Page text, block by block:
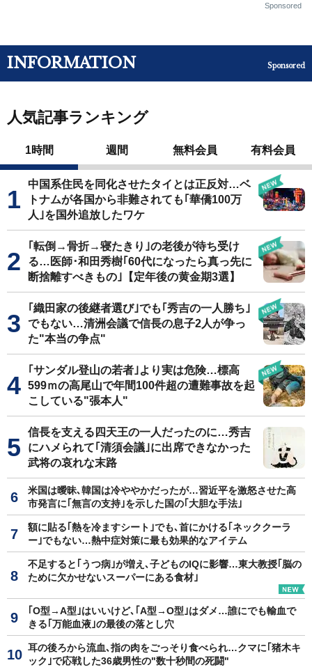
Sponsored
INFORMATION Sponsored
人気記事ランキング
1時間 週間 無料会員 有料会員
中国系住民を同化させたタイとは正反対…ベ
トナムが各国から非難されても｢華僑100万
人｣を国外追放したワケ
｢転倒→骨折→寝たきり｣の老後が待ち受け
る…医師･和田秀樹｢60代になったら真っ先に
断捨離すべきもの｣【定年後の黄金期3選】
｢織田家の後継者選び｣でも｢秀吉の一人勝ち｣
でもない…清洲会議で信長の息子2人が争っ
た"本当の争点"
｢サンダル登山の若者｣より実は危険…標高
599ｍの高尾山で年間100件超の遭難事故を起
こしている"張本人"
信長を支える四天王の一人だったのに…秀吉
にハメられて｢清須会議｣に出席できなかった
武将の哀れな末路
米国は曖昧､韓国は冷ややかだったが…習近平を激怒させた高
市発言に｢無言の支持｣を示した国の｢大胆な手法｣
額に貼る｢熱を冷ますシート｣でも､首にかける｢ネッククーラ
ー｣でもない…熱中症対策に最も効果的なアイテム
不足すると｢うつ病｣が増え､子どものIQに影響…東大教授｢脳の
ために欠かせないスーパーにある食材｣
｢O型→A型｣はいいけど､｢A型→O型｣はダメ…誰にでも輸血で
きる｢万能血液｣の最後の落とし穴
耳の後ろから流血､指の肉をごっそり食べられ…クマに｢猪木キ
ック｣で応戦した36歳男性の"数十秒間の死闘"